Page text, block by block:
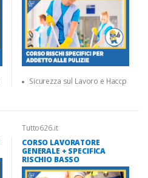
Sicurezza sul Lavoro e Haccp
Tutto626.it
CORSO LAVORATORE
GENERALE + SPECIFICA
RISCHIO BASSO